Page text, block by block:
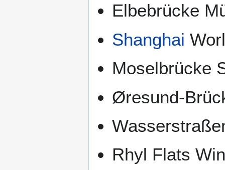
Elbebrücke
Shanghai
Moselbrücke
Øresund-
Rhyl Flats